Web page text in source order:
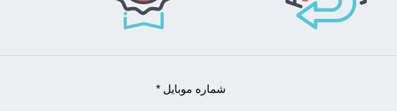
شماره موبایل*